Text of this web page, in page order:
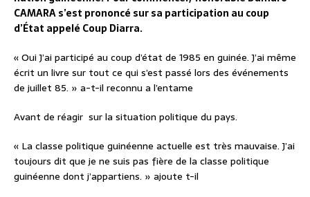
CAMARA s’est prononcé sur sa participation au coup
d’État appelé Coup Diarra.
« Oui J’ai participé au coup d’état de 1985 en guinée. J’ai même
écrit un livre sur tout ce qui s’est passé lors des événements
de juillet 85. » a-t-il reconnu a l’entame
Avant de réagir sur la situation politique du pays.
« La classe politique guinéenne actuelle est très mauvaise. J’ai
toujours dit que je ne suis pas fière de la classe politique
guinéenne dont j’appartiens. » ajoute t-il